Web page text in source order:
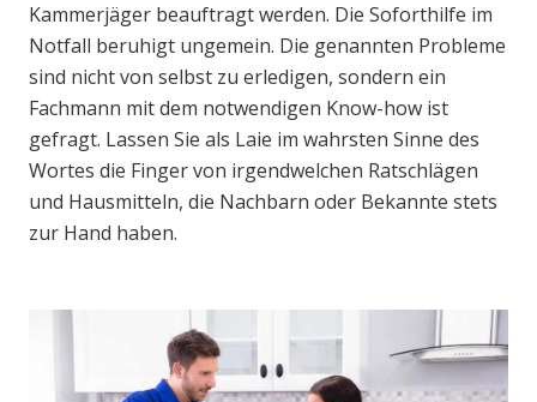
Kammerjäger beauftragt werden. Die Soforthilfe im
Notfall beruhigt ungemein. Die genannten Probleme
sind nicht von selbst zu erledigen, sondern ein
Fachmann mit dem notwendigen Know-how ist
gefragt. Lassen Sie als Laie im wahrsten Sinne des
Wortes die Finger von irgendwelchen Ratschlägen
und Hausmitteln, die Nachbarn oder Bekannte stets
zur Hand haben.